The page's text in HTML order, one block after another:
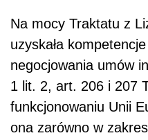
Na mocy Traktatu z
uzyskała
negocjowania umów
1 lit. 2, art. 206 i 207
funkcjonowaniu Unii
ona zarówno w